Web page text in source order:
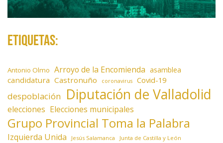
Etiquetas:
Antonio Olmo Arroyo de la Encomienda asamblea
candidatura Castronuño coronavirus Covid-19
despoblación Diputación de Valladolid
elecciones Elecciones municipales
Grupo Provincial Toma la Palabra
Izquierda Unida Jesús Salamanca Junta de Castilla y León